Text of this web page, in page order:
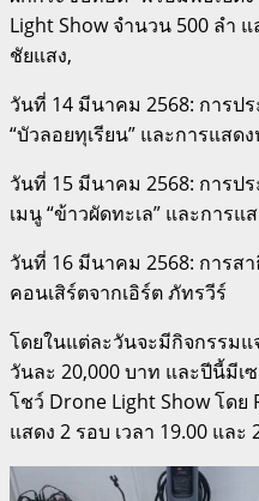
Light Show จำนวน 500 ลำ
ชัยแสง,
วันที่ 14 มีนาคม 2568: การป
“บัวลอยทุเรียน” และการแส
วันที่ 15 มีนาคม 2568: การป
เมนู “ข้าวผัดทะเล” และการแ
วันที่ 16 มีนาคม 2568: การส
คอนเสิร์ตจากเอิร์ต ภัทรวีร์
โดยในแต่ละวันจะมีกิจกรรม
วันละ 20,000 บาท และปีนี้มีเ
โชว์ Drone Light Show โดย
แสดง 2 รอบ เวลา 19.00 แล